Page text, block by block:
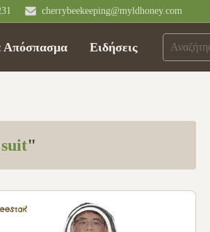
cherrybeekeeping@myldhoney.com
Απόσπασμα Ειδήσεις
"